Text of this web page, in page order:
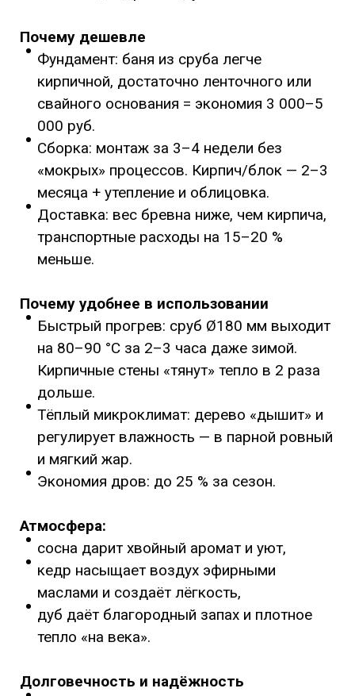
Почему дешевле
Фундамент: баня из сруба легче
кирпичной, достаточно ленточного или
свайного основания = экономия 3 000–5
000 руб.
Сборка: монтаж за 3–4 недели без
«мокрых» процессов. Кирпич/блок — 2–3
месяца + утепление и облицовка.
Доставка: вес бревна ниже, чем кирпича,
транспортные расходы на 15–20 %
меньше.
Почему удобнее в использовании
Быстрый прогрев: сруб Ø180 мм выходит
на 80–90 °C за 2–3 часа даже зимой.
Кирпичные стены «тянут» тепло в 2 раза
дольше.
Тёплый микроклимат: дерево «дышит» и
регулирует влажность — в парной ровный
и мягкий жар.
Экономия дров: до 25 % за сезон.
Атмосфера:
сосна дарит хвойный аромат и уют,
кедр насыщает воздух эфирными
маслами и создаёт лёгкость,
дуб даёт благородный запах и плотное
тепло «на века».
Долговечность и надёжность